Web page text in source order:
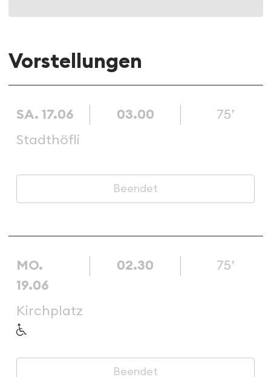
Vorstellungen
SA. 17.06 03.00
75’
Stadthöfli
Beendet
MO.
19.06
02.30 75’
Kirchplatz
Beendet